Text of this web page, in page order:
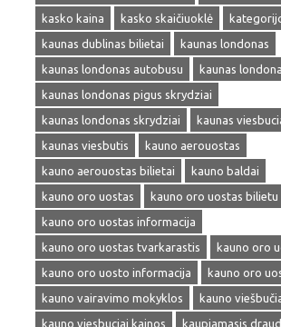
kasko kaina
kasko skaičiuoklė
kaunas dublinas bilietai
kaunas londonas
kaunas londonas autobusu
kaunas
kaunas londonas pigus skrydziai
kaunas londonas skrydziai
kaunas
kaunas viesbutis
kauno aerouostas
kauno aerouostas bilietai
kauno baldai
kauno oro uostas
kauno oro uostas bilietu
kauno oro uostas informacija
kauno oro uostas tvarkarastis
kauno oro
kauno oro uosto informacija
kauno oro
kauno vairavimo mokyklos
kauno
kauno viesbuciai kainos
kaupiamasis